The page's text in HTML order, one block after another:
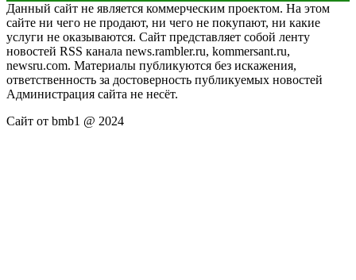
Данный сайт не является коммерческим проектом. На этом
сайте ни чего не продают, ни чего не покупают, ни какие
услуги не оказываются. Сайт представляет собой ленту
новостей RSS канала news.rambler.ru, kommersant.ru,
newsru.com. Материалы публикуются без искажения,
ответственность за достоверность публикуемых новостей
Администрация сайта не несёт.
Сайт от bmb1 @ 2024